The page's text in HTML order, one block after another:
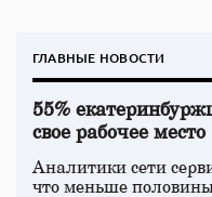
ГЛАВНЫЕ НОВОСТИ
55%
свое рабочее место
Аналитики сети
что меньше